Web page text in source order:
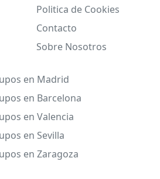
Politica de Cookies
Contacto
Sobre Nosotros
en Madrid
en Barcelona
en Valencia
en Sevilla
en Zaragoza